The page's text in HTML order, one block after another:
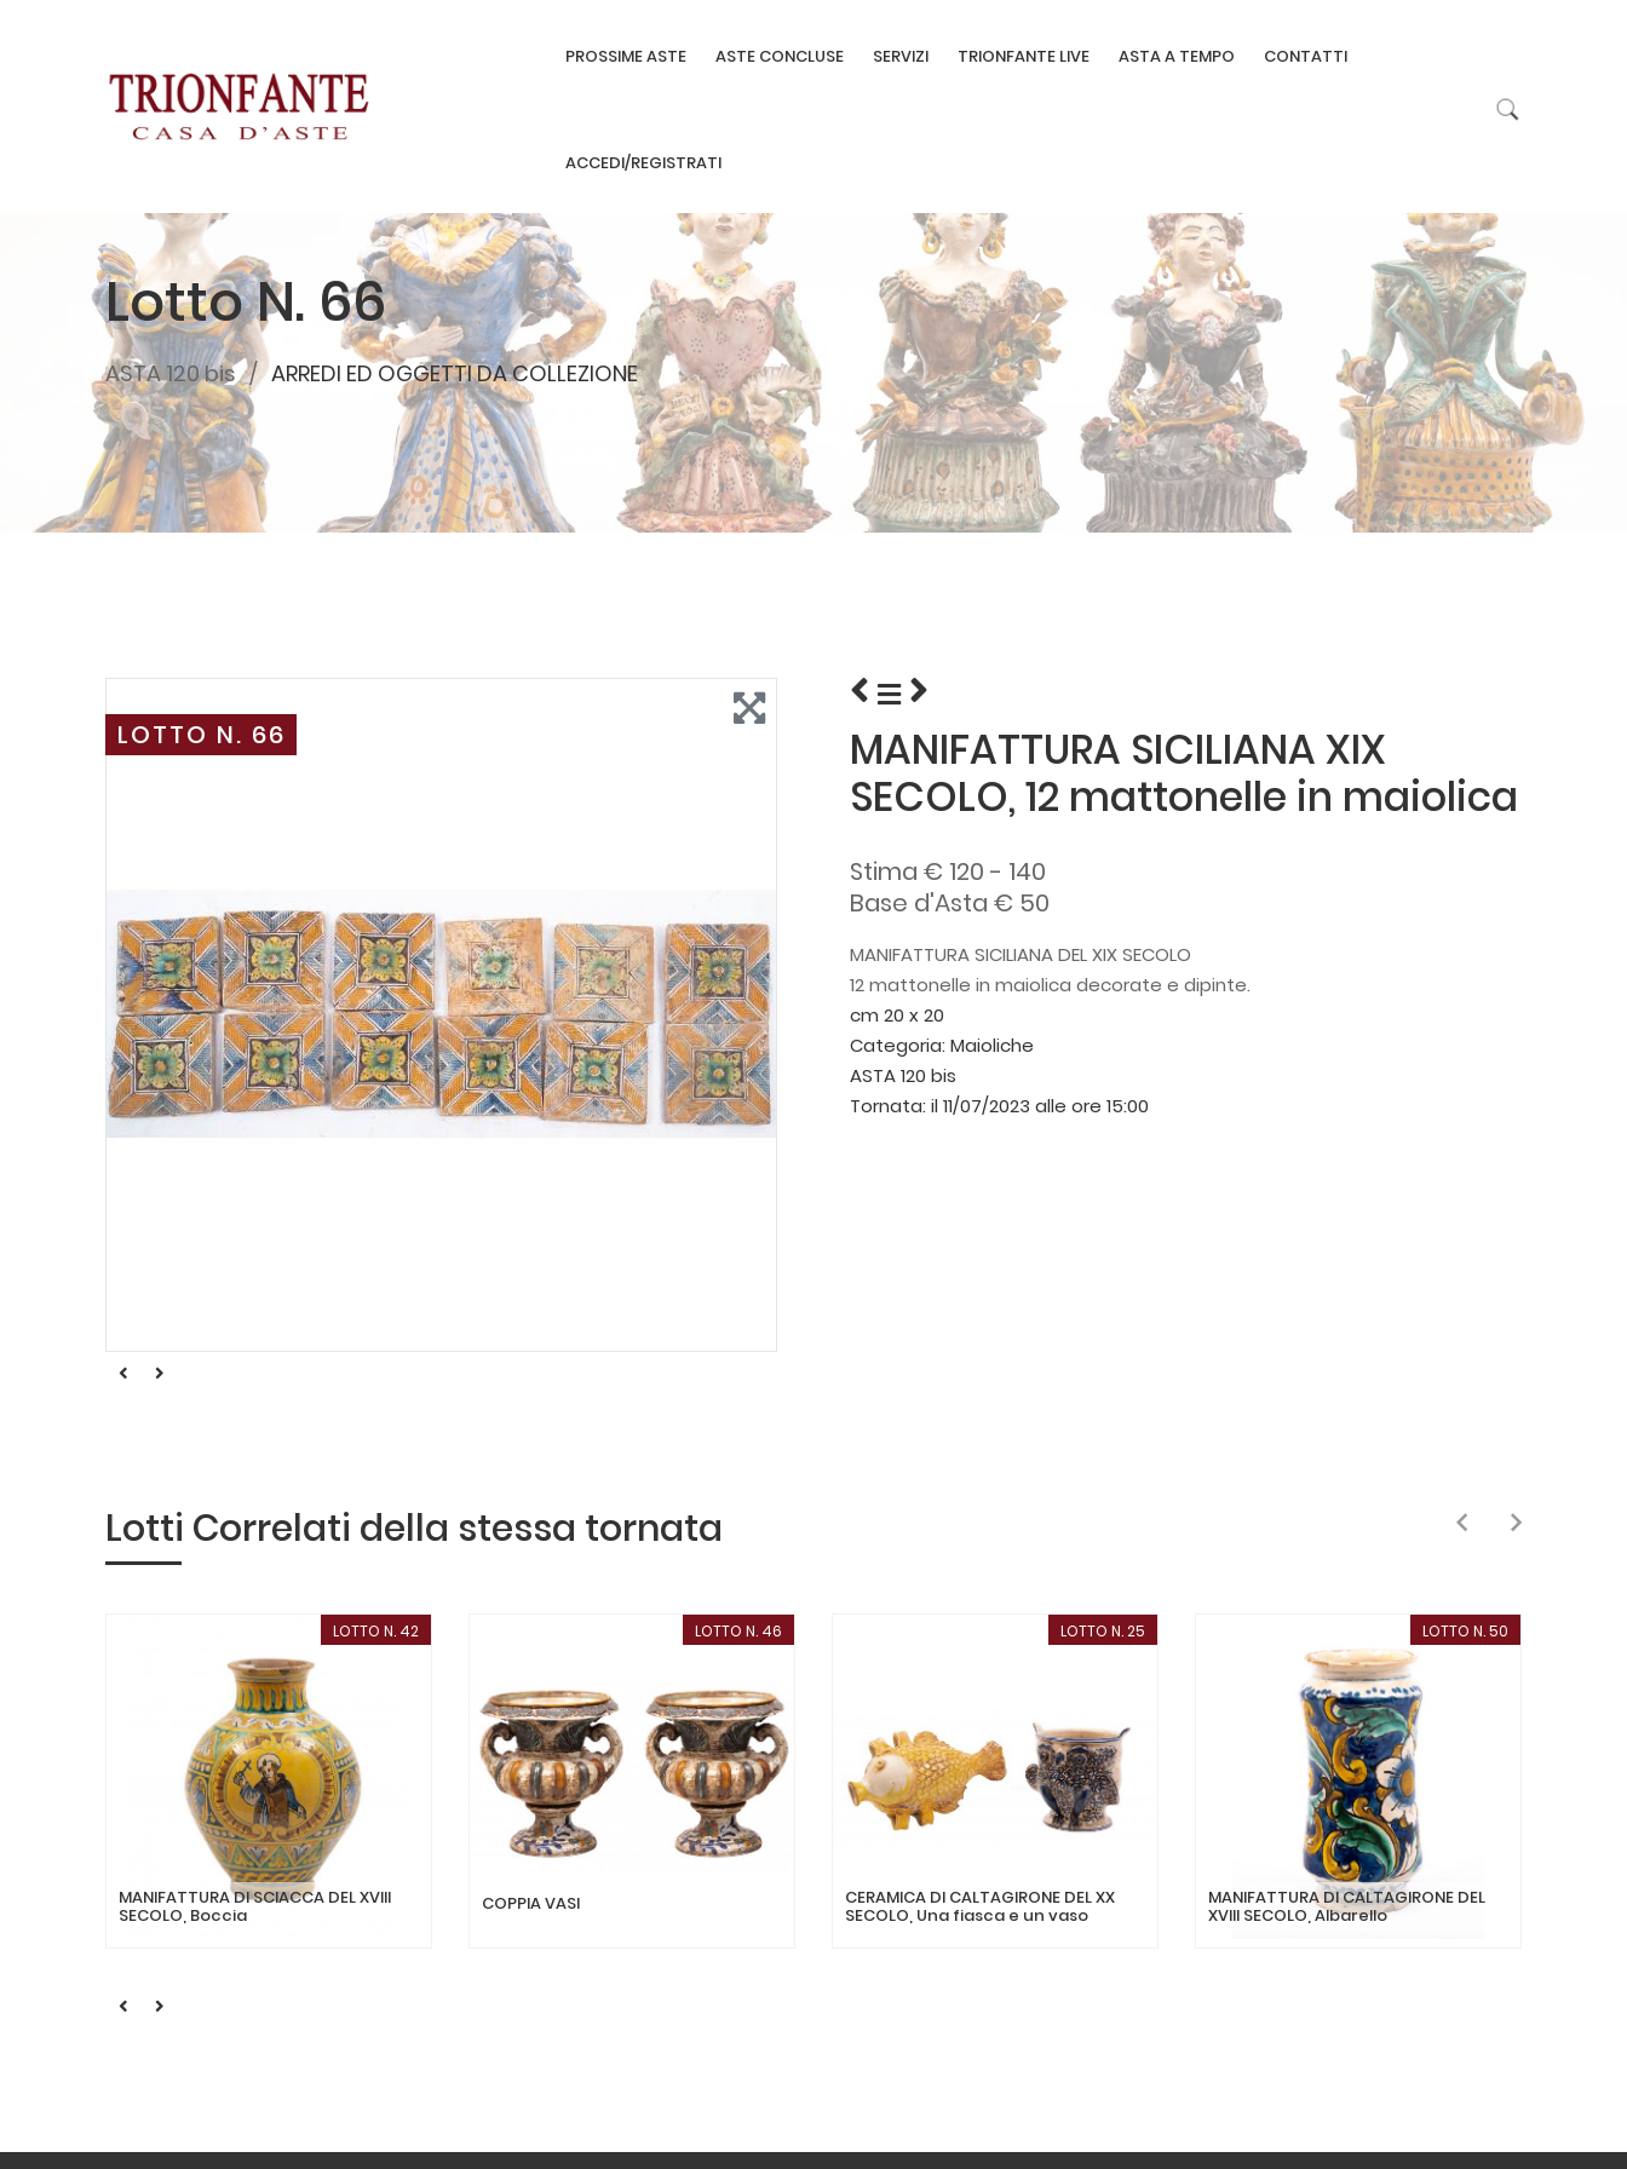
PROSSIME ASTE ASTE CONCLUSE SERVIZI TRIONFANTE LIVE ASTA A TEMPO CONTATTI
ACCEDI/REGISTRATI
Lotto N. 66
ASTA 120 bis ARREDI ED OGGETTI DA COLLEZIONE
LOTTO N. 66
MANIFATTURA SICILIANA XIX
SECOLO, 12 mattonelle in maiolica
Stima € 120 - 140
Base d'Asta € 50
MANIFATTURA SICILIANA DEL XIX SECOLO
12 mattonelle in maiolica decorate e dipinte.
cm 20 x 20
Categoria: Maioliche
ASTA 120 bis
Tornata: il 11/07/2023 alle ore 15:00
Lotti Correlati della stessa tornata
LOTTO N. 42
MANIFATTURA DI SCIACCA DEL XVIII
SECOLO, Boccia
LOTTO N. 46
COPPIA VASI
LOTTO N. 25
CERAMICA DI CALTAGIRONE DEL XX
SECOLO, Una fiasca e un vaso
LOTTO N. 50
MANIFATTURA DI CALTAGIRONE DEL
XVIII SECOLO, Albarello